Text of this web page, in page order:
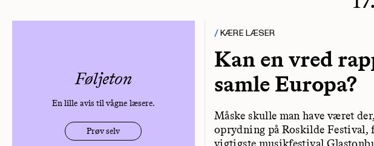
Føljeton
En lille avis til vågne læsere.
Prøv selv
KÆRE LÆSER
Kan en vred
samle Europa?
Måske skulle man have været
oprydning på Roskilde Festival,